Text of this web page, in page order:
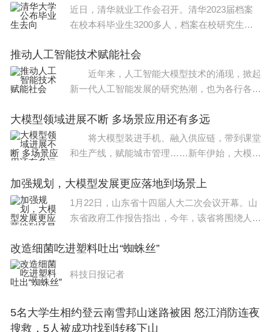
3.全国Ⅲ卷：(1)题型：听力、阅读理解、完形填空、
任务型阅读、写作。(2)特点：相较于全国Ⅰ卷和全国Ⅱ
卷，难度较高，注重考察学生的综合语言运用能力和
思维能力。
4.全国Ⅳ卷：(1）题型：听力、阅读理解、完形填
空、任务型阅读、写作。（2）特点：在难度上与全
国Ⅲ卷相当，但题目设计上更加注重综合素质的考
查，如语言推理、文化背景等。
扩展知识：
高考英语难不难？一般，相较于其它科目，英语是高
行，比起平时的模拟考试题目，要难一点点，但整体
差别不大。其中完形填空有点烧脑，阅读理解难度适
短文改错，也挺中规中矩的，都是平时考的常见的语
近日，清华就业工作会召开。清华2023届档案
在校本科毕业生3200多人，档案在校研究生毕
推动人工智能技术赋能社会
近年来，人工智能大模型技术的涌现，掀起
新一代人工智能发展的研究热潮，也为各行各业
的未来充满哪些可能性?我们如何应对?记者采访
了有关专家。
大模型领域进展不断 多场景应用还有多远
将大模型装进手机、融入供应链，带到课堂
和生产线，赋能城市管理……新年伊始，大模型
业千家。人工智能如何
加强规划，大模型发展更应落地到场景上
1月22日，山东省十四届人大二次会议开幕。山
东省政府工作报告指出，今年，该省将围绕人工
器人、深海空天等领域，实施20项左右前沿技术
改造细菌吃进塑料吐出“蜘蛛丝”
科技日报记者
5名大学生相约登云南雪邦山迷路被困 怒江消防连夜
搜救，5人被成功找到转移下山